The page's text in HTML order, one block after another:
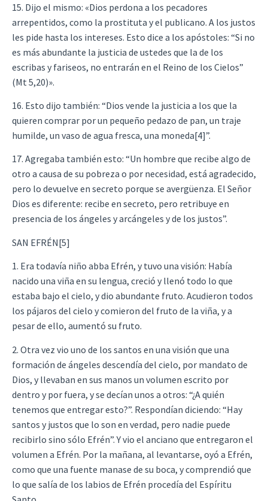
15. Dijo el mismo: «Dios perdona a los pecadores
arrepentidos, como la prostituta y el publicano. A los justos
les pide hasta los intereses. Esto dice a los apóstoles: “Si no
es más abundante la justicia de ustedes que la de los
escribas y fariseos, no entrarán en el Reino de los Cielos”
(Mt 5,20)».
16. Esto dijo también: “Dios vende la justicia a los que la
quieren comprar por un pequeño pedazo de pan, un traje
humilde, un vaso de agua fresca, una moneda[4]”.
17. Agregaba también esto: “Un hombre que recibe algo de
otro a causa de su pobreza o por necesidad, está agradecido,
pero lo devuelve en secreto porque se avergüenza. El Señor
Dios es diferente: recibe en secreto, pero retribuye en
presencia de los ángeles y arcángeles y de los justos”.
SAN EFRÉN[5]
1. Era todavía niño abba Efrén, y tuvo una visión: Había
nacido una viña en su lengua, creció y llenó todo lo que
estaba bajo el cielo, y dio abundante fruto. Acudieron todos
los pájaros del cielo y comieron del fruto de la viña, y a
pesar de ello, aumentó su fruto.
2. Otra vez vio uno de los santos en una visión que una
formación de ángeles descendía del cielo, por mandato de
Dios, y llevaban en sus manos un volumen escrito por
dentro y por fuera, y se decían unos a otros: “¿A quién
tenemos que entregar esto?”. Respondían diciendo: “Hay
santos y justos que lo son en verdad, pero nadie puede
recibirlo sino sólo Efrén”. Y vio el anciano que entregaron el
volumen a Efrén. Por la mañana, al levantarse, oyó a Efrén,
como que una fuente manase de su boca, y comprendió que
lo que salía de los labios de Efrén procedía del Espíritu